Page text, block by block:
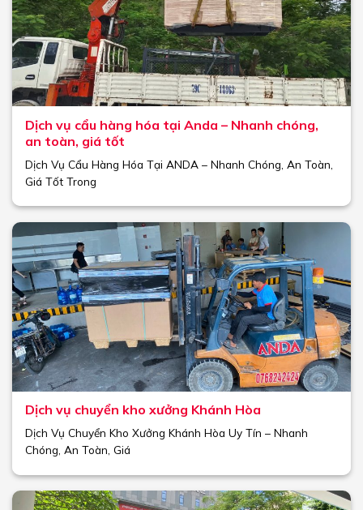
Dịch vụ cẩu hàng hóa tại Anda – Nhanh chóng,
an toàn, giá tốt
Dịch Vụ Cẩu Hàng Hóa Tại ANDA – Nhanh Chóng, An Toàn,
Giá Tốt Trong
Dịch vụ chuyển kho xưởng Khánh Hòa
Dịch Vụ Chuyển Kho Xưởng Khánh Hòa Uy Tín – Nhanh
Chóng, An Toàn, Giá